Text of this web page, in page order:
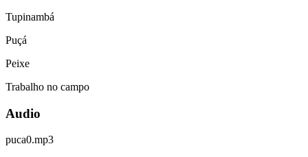
Tupinambá
Puçá
Peixe
Trabalho no campo
Audio
puca0.mp3